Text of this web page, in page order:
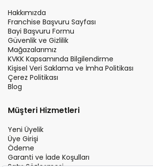
Hakkımızda
Franchise Başvuru Sayfası
Bayi Başvuru Formu
Güvenlik ve Gizlilik
Mağazalarımız
KVKK Kapsamında Bilgilendirme
Kişisel Veri Saklama ve İmha Politikası
Çerez Politikası
Blog
Müşteri Hizmetleri
Yeni Üyelik
Üye Girişi
Ödeme
Garanti ve İade Koşulları